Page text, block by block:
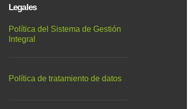
Legales
Política del Sistema de Gestión
Integral
Política de tratamiento de datos